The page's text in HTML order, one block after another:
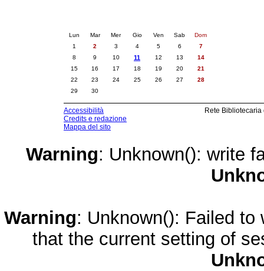
Lun Mar Mer Gio Ven Sab
Dom
1
2 3 4 5 6
7
8
9 10 11 12 13
14
15
16 17 18 19 20
21
22
23 24 25 26 27
28
29
30
Accessibilità
Credits e redazione
Mappa del sito
Rete
Warning: Unknown(): write
Warning: Unknown(): Failed
that the current setting of